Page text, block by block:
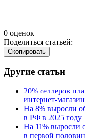
0 оценок
Поделиться статьей:
Cкопировать
Другие статьи
20% селлеров
интернет-
На 8% выросли
в РФ в 2025 году
На 11% выросли
в первой